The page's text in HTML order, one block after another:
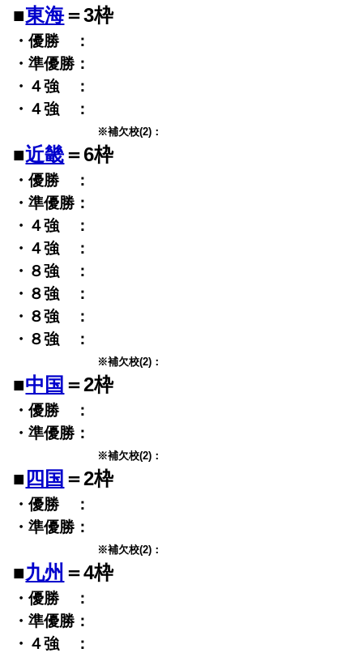
■東海＝3枠
・優勝 ：
・準優勝：
・４強 ：
・４強 ：
※補欠校(2)：
■近畿＝6枠
・優勝 ：
・準優勝：
・４強 ：
・４強 ：
・８強 ：
・８強 ：
・８強 ：
・８強 ：
※補欠校(2)：
■中国 ＝2枠
・優勝 ：
・準優勝：
※補欠校(2)：
■ 四国 ＝2枠
・優勝 ：
・準優勝：
※補欠校(2)：
■九州 ＝4枠
・優勝 ：
・準優勝：
・４強 ：